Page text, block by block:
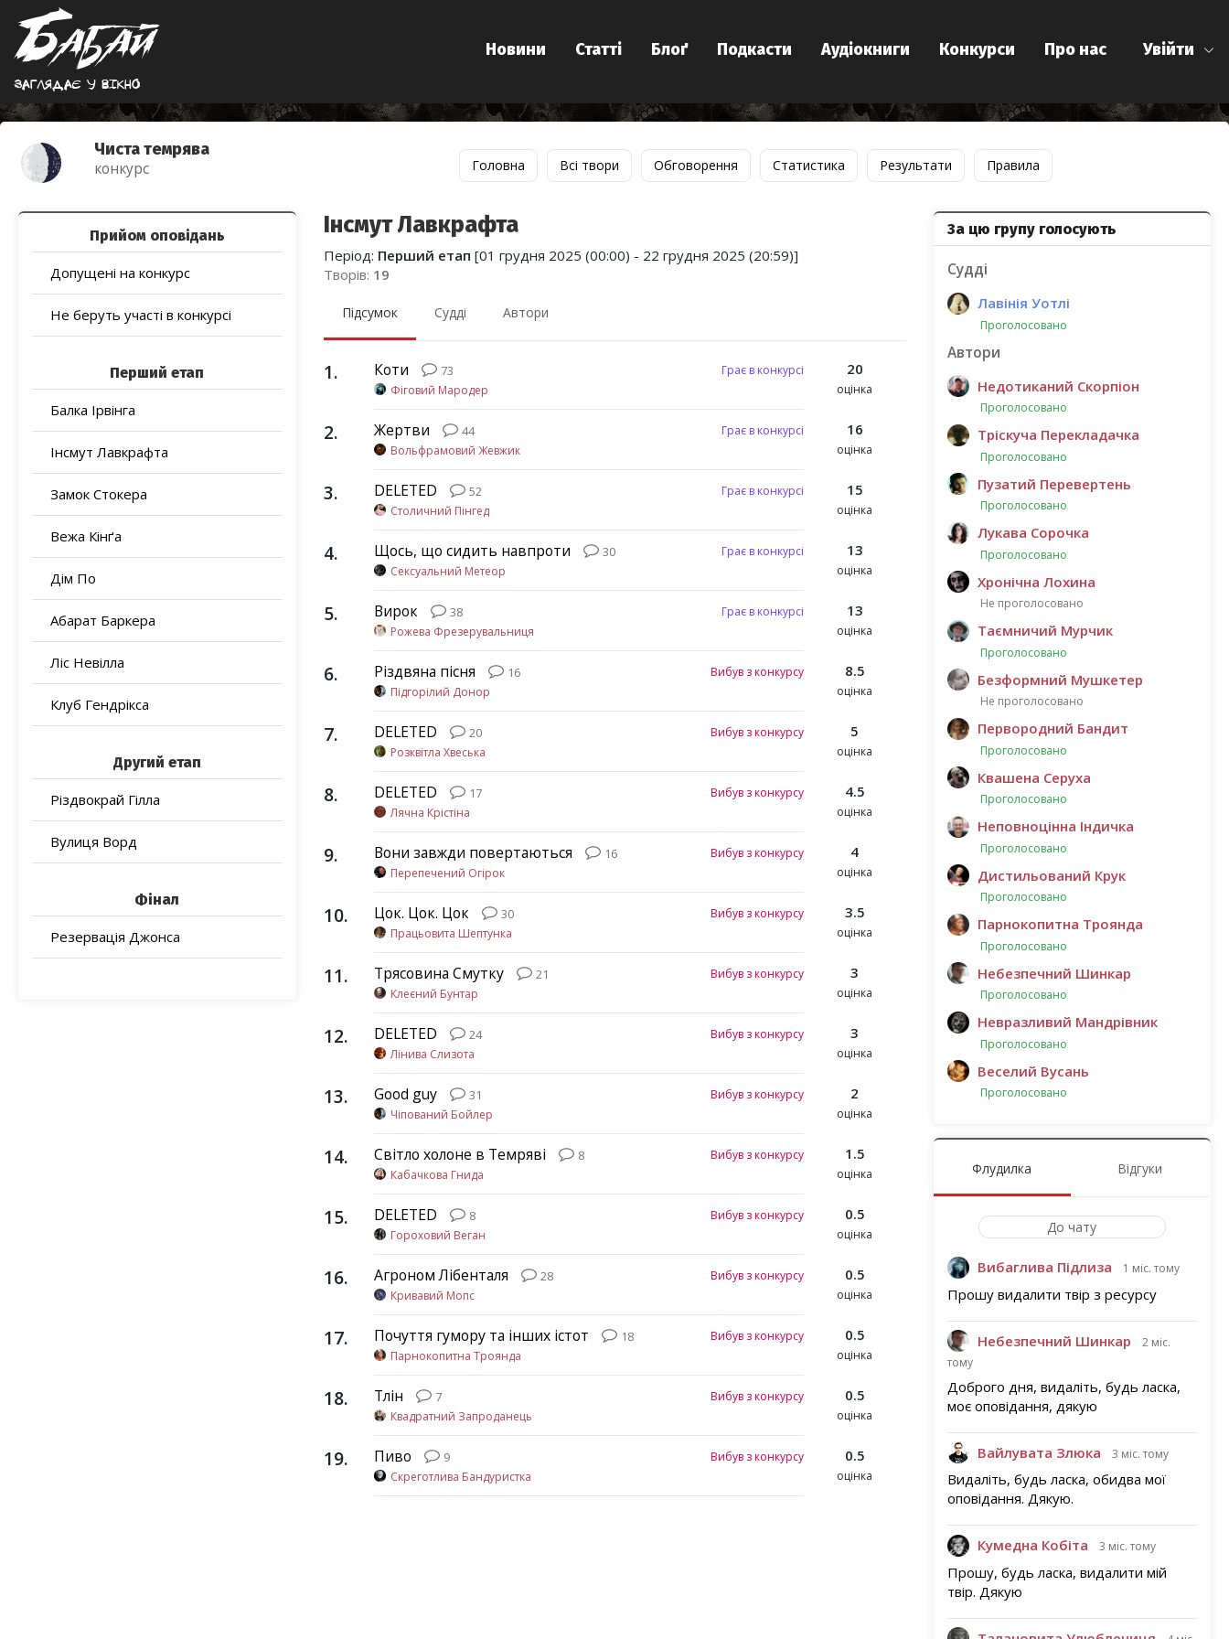
Заглядає у вiкно
Увійти
Новини Статті Блоґ Подкасти Аудіокниги Конкурси Про нас
Чиста темрява
конкурс Головна Всі твори Обговорення Статистика Результати Правила
Прийом оповідань
Допущені на конкурс
Не беруть участі в конкурсі
Перший етап
Балка Ірвінга
Інсмут Лавкрафта
Замок Стокера
Вежа Кінґа
Дім По
Абарат Баркера
Ліс Невілла
Клуб Гендрікса
Другий етап
Різдвокрай Гілла
Вулиця Ворд
Фінал
Резервація Джонса
Інсмут Лавкрафта
Період: Перший етап [01 грудня 2025 (00:00) - 22 грудня 2025 (20:59)]
Творів: 19
Підсумок Судді Автори
1. Коти 73
Грає в конкурсі
Фіговий Мародер
20
оцінка
2. Жертви 44
Грає в конкурсі
Вольфрамовий Жевжик
16
оцінка
3. DELETED 52
Грає в конкурсі
Столичний Пінгед
15
оцінка
4. Щось, що сидить навпроти 30
Грає в конкурсі
Сексуальний Метеор
13
оцінка
5. Вирок 38
Грає в конкурсі
Рожева Фрезерувальниця
13
оцінка
6. Різдвяна пісня 16
Вибув з конкурсу
Підгорілий Донор
8.5
оцінка
7. DELETED 20
Вибув з конкурсу
Розквітла Хвеська
5
оцінка
8. DELETED 17
Вибув з конкурсу
Лячна Крістіна
4.5
оцінка
9. Вони завжди повертаються 16
Вибув з конкурсу
Перепечений Огірок
4
оцінка
10. Цок. Цок. Цок 30
Вибув з конкурсу
Працьовита Шептунка
3.5
оцінка
11. Трясовина Смутку 21
Вибув з конкурсу
Клеєний Бунтар
3
оцінка
12. DELETED 24
Вибув з конкурсу
Лінива Слизота
3
оцінка
13. Good guy 31
Вибув з конкурсу
Чіпований Бойлер
2
оцінка
14. Світло холоне в Темряві 8
Вибув з конкурсу
Кабачкова Гнида
1.5
оцінка
15. DELETED 8
Вибув з конкурсу
Гороховий Веган
0.5
оцінка
16. Агроном Лібенталя 28
Вибув з конкурсу
Кривавий Мопс
0.5
оцінка
17. Почуття гумору та інших істот 18
Вибув з конкурсу
Парнокопитна Троянда
0.5
оцінка
18. Тлін 7
Вибув з конкурсу
Квадратний Запроданець
0.5
оцінка
19. Пиво 9
Вибув з конкурсу
Скреготлива Бандуристка
0.5
оцінка
За цю групу голосують
Судді
Лавінія Уотлі
Проголосовано
Автори
Недотиканий Скорпіон
Проголосовано
Тріскуча Перекладачка
Проголосовано
Пузатий Перевертень
Проголосовано
Лукава Сорочка
Проголосовано
Хронічна Лохина
Не проголосовано
Таємничий Мурчик
Проголосовано
Безформний Мушкетер
Не проголосовано
Первородний Бандит
Проголосовано
Квашена Серуха
Проголосовано
Неповноцінна Індичка
Проголосовано
Дистильований Крук
Проголосовано
Парнокопитна Троянда
Проголосовано
Небезпечний Шинкар
Проголосовано
Невразливий Мандрівник
Проголосовано
Веселий Вусань
Проголосовано
Флудилка Відгуки
До чату
Вибаглива Підлиза 1 міс. тому
Прошу видалити твір з ресурсу
Небезпечний Шинкар
2 міс.
тому
Доброго дня, видаліть, будь ласка,
моє оповідання, дякую
Вайлувата Злюка 3 міс. тому
Видаліть, будь ласка, обидва мої
оповідання. Дякую.
Кумедна Кобіта 3 міс. тому
Прошу, будь ласка, видалити мій
твір. Дякую